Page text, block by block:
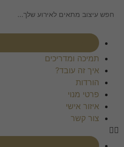
תמיכה ומדריכים
איך זה עובד?
הורדות
פרטי מנוי
איזור אישי
צור קשר